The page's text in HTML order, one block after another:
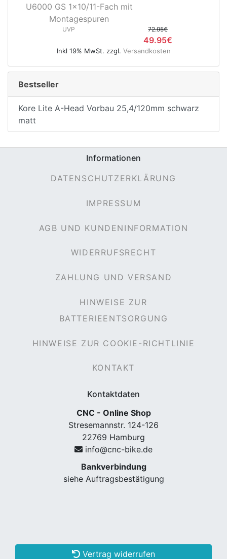
U6000 GS 1x10/11-Fach mit
Montagespuren
UVP 72.95€
49.95€
Inkl 19% MwSt. zzgl. Versandkosten
Bestseller
Kore Lite A-Head Vorbau 25,4/120mm schwarz
matt
Informationen
DATENSCHUTZERKLÄRUNG
IMPRESSUM
AGB UND KUNDENINFORMATION
WIDERRUFSRECHT
ZAHLUNG UND VERSAND
HINWEISE ZUR
BATTERIEENTSORGUNG
HINWEISE ZUR COOKIE-RICHTLINIE
KONTAKT
Kontaktdaten
CNC - Online Shop
Stresemannstr. 124-126
22769 Hamburg
info@cnc-bike.de
Bankverbindung
siehe Auftragsbestätigung
Vertrag widerrufen